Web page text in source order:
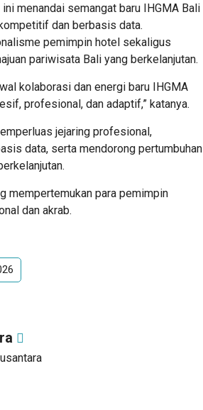
menandai semangat baru IHGMA Bali
dan berbasis data.
pemimpin hotel sekaligus
pariwisata Bali yang berkelanjutan.
kolaborasi dan energi baru IHGMA
profesional, dan adaptif,” katanya.
jejaring profesional,
data, serta mendorong pertumbuhan
mempertemukan para pemimpin
dan akrab.